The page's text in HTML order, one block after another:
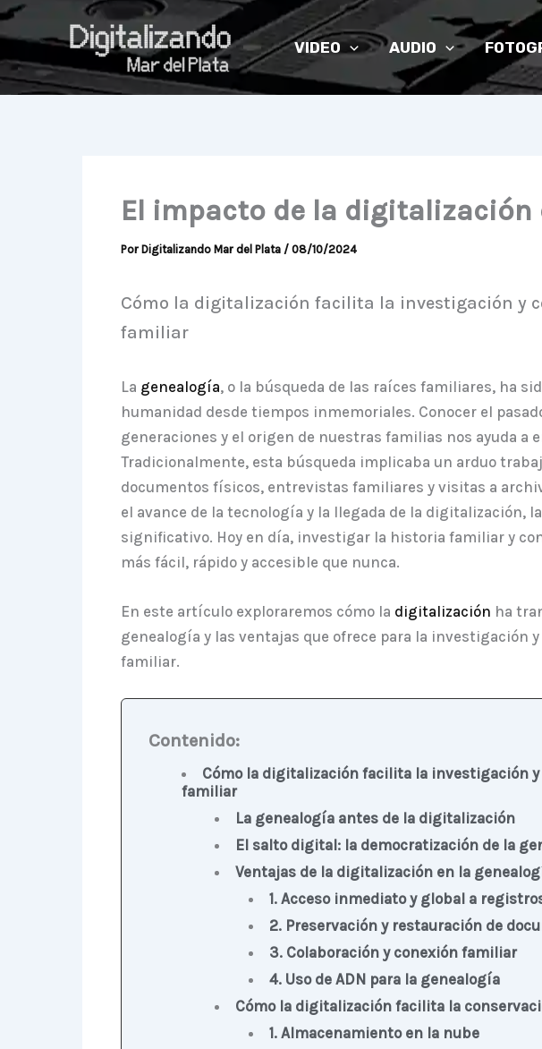
Ir
al
contenido
VIDEO AUDIO
El impacto de la digitalización
Por Digitalizando Mar del Plata / 08/10/2024
Cómo la digitalización facilita la investigación y
familiar
La genealogía, o la búsqueda de las raíces familiares, ha
humanidad desde tiempos inmemoriales. Conocer el
generaciones y el origen de nuestras familias nos ayuda a
Tradicionalmente, esta búsqueda implicaba un arduo
documentos físicos, entrevistas familiares y visitas a
el avance de la tecnología y la llegada de la digitalización,
significativo. Hoy en día, investigar la historia familiar y
más fácil, rápido y accesible que nunca.
En este artículo exploraremos cómo la digitalización ha
genealogía y las ventajas que ofrece para la investigación
familiar.
Contenido:
Cómo la digitalización facilita la investigación
familiar
La genealogía antes de la digitalización
El salto digital: la democratización de la
Ventajas de la digitalización en la
1. Acceso inmediato y global a
2. Preservación y restauración de
3. Colaboración y conexión familiar
4. Uso de ADN para la genealogía
Cómo la digitalización facilita la
1. Almacenamiento en la nube